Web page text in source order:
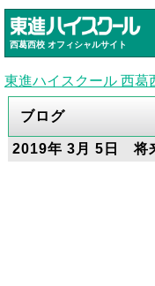
西葛西校 オフィシャルサイト
東進ハイスクール 西葛
ブログ
2019年 3月 5日 将